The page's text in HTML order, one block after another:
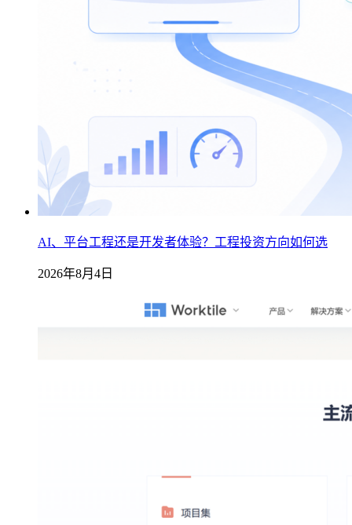
AI、平台工程还是开发者体验？工程投资方向如何选
2026年8月4日